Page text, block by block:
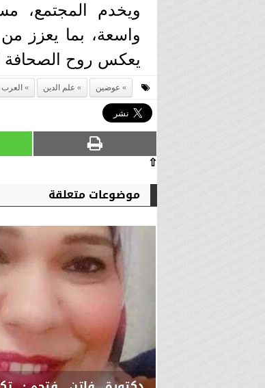
ويخدم المجتمع،
واسعة، بما يعزز
يعكس روح الصحافة
عوضين علم الدين العرب
⇧
موضوعات متعلقة